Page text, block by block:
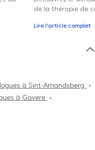
de la thérapie de
Lire l'article complet
à Sint-Amandsberg
à Gavere